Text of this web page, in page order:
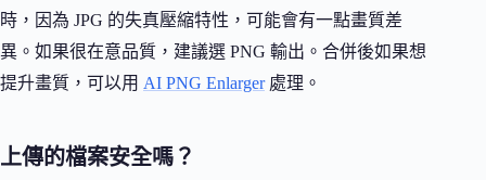
時，因為 JPG 的失真壓縮特性，可能會有一點畫質差
異。如果很在意品質，建議選 PNG 輸出。合併後如果想
提升畫質，可以用 AI PNG Enlarger處理。
上傳的檔案安全嗎？